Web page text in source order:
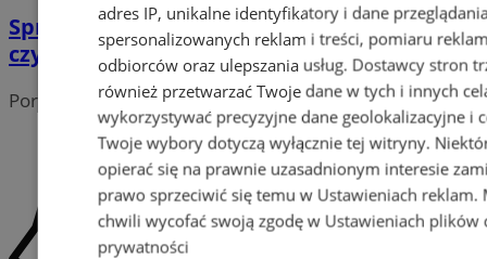
Sprzątanie świata z MOSIRem. Zadbaj o
czystość Siemianowic Śląskich!
Portal należy do sieci
adres IP, unikalne identyfikatory i dane
spersonalizowanych reklam i treści, pomiaru
odbiorców oraz ulepszania usług. Dostawcy stron
również przetwarzać Twoje dane w tych i innych
wykorzystywać precyzyjne dane geolokalizacyjne i
Twoje wybory dotyczą wyłącznie tej witryny.
opierać się na prawnie uzasadnionym interesie
prawo sprzeciwić się temu w Ustawieniach reklam.
chwili wycofać swoją zgodę w Ustawieniach plików
prywatności